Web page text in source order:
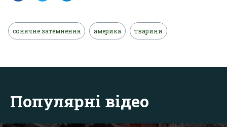
сонячне затемнення америка тварини
Популярні відео